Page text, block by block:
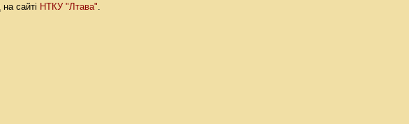
на сайті НТКУ "Лтава".